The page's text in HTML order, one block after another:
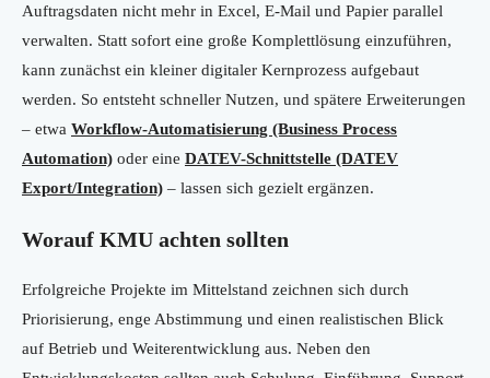
Auftragsdaten nicht mehr in Excel, E-Mail und Papier parallel
verwalten. Statt sofort eine große Komplettlösung einzuführen,
kann zunächst ein kleiner digitaler Kernprozess aufgebaut
werden. So entsteht schneller Nutzen, und spätere Erweiterungen
– etwa Workflow-Automatisierung (Business Process
Automation) oder eine DATEV-Schnittstelle (DATEV
Export/Integration) – lassen sich gezielt ergänzen.
Worauf KMU achten sollten
Erfolgreiche Projekte im Mittelstand zeichnen sich durch
Priorisierung, enge Abstimmung und einen realistischen Blick
auf Betrieb und Weiterentwicklung aus. Neben den